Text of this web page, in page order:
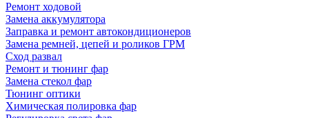
Ремонт ходовой
Замена аккумулятора
Заправка и ремонт автокондиционеров
Замена ремней, цепей и роликов ГРМ
Сход развал
Ремонт и тюнинг фар
Замена стекол фар
Тюнинг оптики
Химическая полировка фар